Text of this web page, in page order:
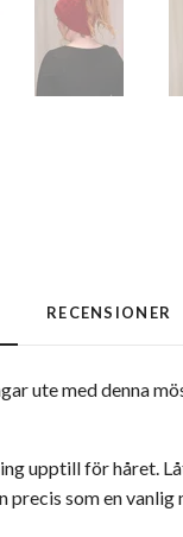
RECENSIONER
ute med denna
upptill för håret.
precis som en vanlig